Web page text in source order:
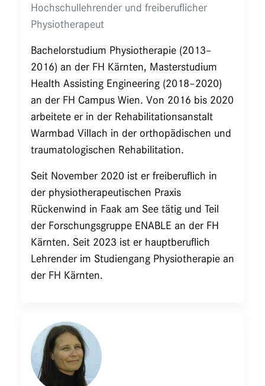
Hochschullehrender und freiberuflicher
Physiotherapeut
Bachelorstudium Physiotherapie (2013–
2016) an der FH Kärnten, Masterstudium
Health Assisting Engineering (2018–2020)
an der FH Campus Wien. Von 2016 bis 2020
arbeitete er in der Rehabilitationsanstalt
Warmbad Villach in der orthopädischen und
traumatologischen Rehabilitation.
Seit November 2020 ist er freiberuflich in
der physiotherapeutischen Praxis
Rückenwind in Faak am See tätig und Teil
der Forschungsgruppe ENABLE an der FH
Kärnten. Seit 2023 ist er hauptberuflich
Lehrender im Studiengang Physiotherapie an
der FH Kärnten.